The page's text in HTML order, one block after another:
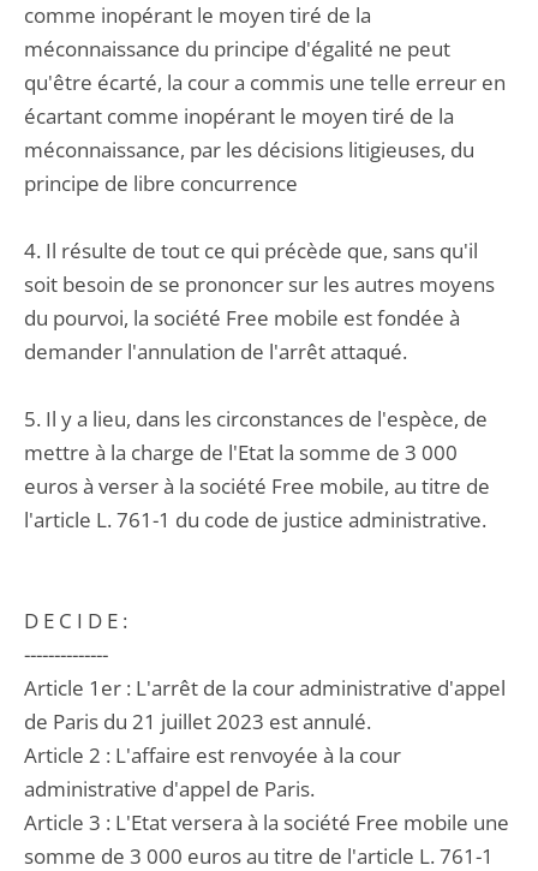
comme inopérant le moyen tiré de la
méconnaissance du principe d'égalité ne peut
qu'être écarté, la cour a commis une telle erreur en
écartant comme inopérant le moyen tiré de la
méconnaissance, par les décisions litigieuses, du
principe de libre concurrence
4. Il résulte de tout ce qui précède que, sans qu'il
soit besoin de se prononcer sur les autres moyens
du pourvoi, la société Free mobile est fondée à
demander l'annulation de l'arrêt attaqué.
5. Il y a lieu, dans les circonstances de l'espèce, de
mettre à la charge de l'Etat la somme de 3 000
euros à verser à la société Free mobile, au titre de
l'article L. 761-1 du code de justice administrative.
D E C I D E :
--------------
Article 1er : L'arrêt de la cour administrative d'appel
de Paris du 21 juillet 2023 est annulé.
Article 2 : L'affaire est renvoyée à la cour
administrative d'appel de Paris.
Article 3 : L'Etat versera à la société Free mobile une
somme de 3 000 euros au titre de l'article L. 761-1